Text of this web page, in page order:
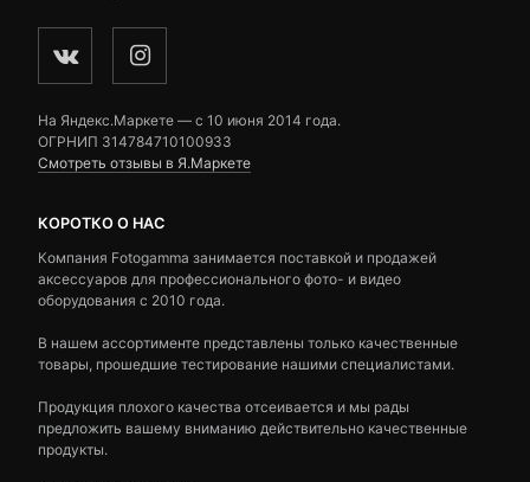
На Яндекс.Маркете — c 10 июня 2014 года.
ОГРНИП 314784710100933
Смотреть отзывы в Я.Маркете
КОРОТКО О НАС
Компания Fotogamma занимается поставкой и продажей
аксессуаров для профессионального фото- и видео
оборудования с 2010 года.
В нашем ассортименте представлены только качественные
товары, прошедшие тестирование нашими специалистами.
Продукция плохого качества отсеивается и мы рады
предложить вашему вниманию действительно качественные
продукты.